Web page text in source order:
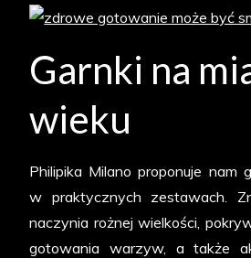
Garnki na
wieku
Philipika Milano proponuje nam
w praktycznych zestawach.
naczynia rożnej wielkości,
gotowania warzyw, a także